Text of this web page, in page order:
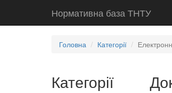
Нормативна база ТНТУ
Головна Категорії
Категорії